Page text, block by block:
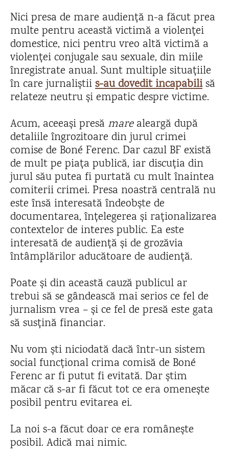
Nici presa de mare audiență n-a făcut prea
multe pentru această victimă a violenței
domestice, nici pentru vreo altă victimă a
violenței conjugale sau sexuale, din miile
înregistrate anual. Sunt multiple situațiile
în care jurnaliștiis-au dovedit incapabilisă
relateze neutru și empatic despre victime.
Acum, aceeași presă marealeargă după
detaliile îngrozitoare din jurul crimei
comise de Boné Ferenc. Dar cazul BF există
de mult pe piața publică, iar discuția din
jurul său putea fi purtată cu mult înaintea
comiterii crimei. Presa noastră centrală nu
este însă interesată îndeobște de
documentarea, înțelegerea și raționalizarea
contextelor de interes public. Ea este
interesată de audiență și de grozăvia
întâmplărilor aducătoare de audiență.
Poate și din această cauză publicul ar
trebui să se gândească mai serios ce fel de
jurnalism vrea – și ce fel de presă este gata
să susțină financiar.
Nu vom ști niciodată dacă într-un sistem
social funcțional crima comisă de Boné
Ferenc ar fi putut fi evitată. Dar știm
măcar că s-ar fi făcut tot ce era omenește
posibil pentru evitarea ei.
La noi s-a făcut doar ce era românește
posibil. Adică mai nimic.